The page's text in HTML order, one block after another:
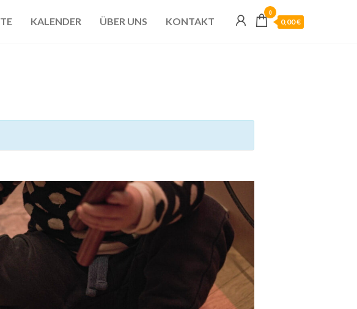
KALENDER ÜBER UNS KONTAKT
0
0,00 €